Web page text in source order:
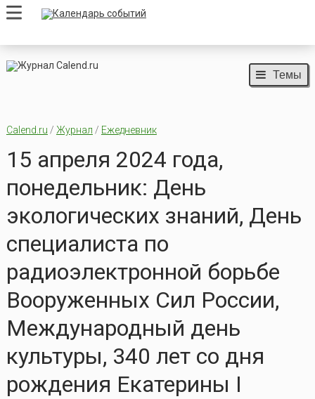
Темы
Calend.ru / Журнал / Ежедневник
15 апреля 2024 года,
понедельник: День
экологических знаний, День
специалиста по
радиоэлектронной борьбе
Вооруженных Сил России,
Международный день
культуры, 340 лет со дня
рождения Екатерины I